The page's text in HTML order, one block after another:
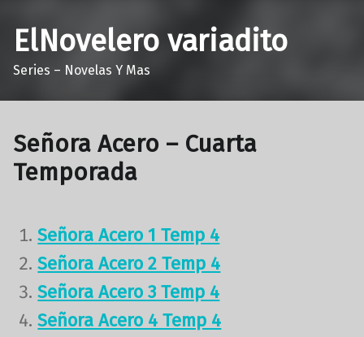
ElNovelero variadito
Series – Novelas Y Mas
Señora Acero – Cuarta
Temporada
Señora Acero 1 Temp 4
Señora Acero 2 Temp 4
Señora Acero 3 Temp 4
Señora Acero 4 Temp 4